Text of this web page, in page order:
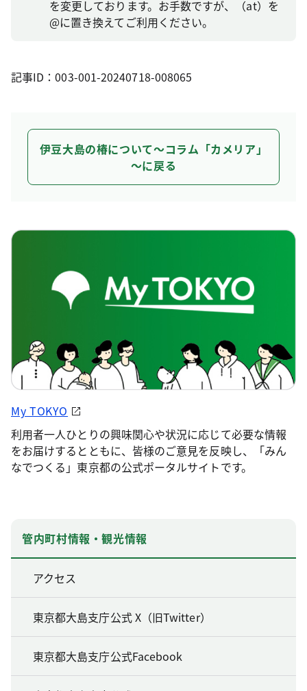
を変更しております。お手数ですが、（at）を
@に置き換えてご利用ください。
記事ID：003-001-20240718-008065
伊豆大島の椿について～コラム「カメリア」
～に戻る
My TOKYO
利用者一人ひとりの興味関心や状況に応じて必要な情報
をお届けするとともに、皆様のご意見を反映し、「みん
なでつくる」東京都の公式ポータルサイトです。
管内町村情報・観光情報
アクセス
東京都大島支庁公式 X（旧Twitter）
東京都大島支庁公式Facebook